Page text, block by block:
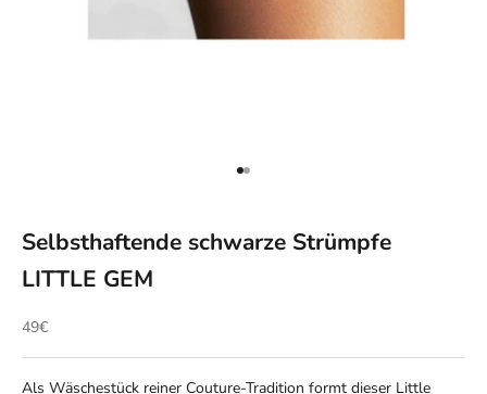
Gehe zu Element 1
Gehe zu Element 2
Selbsthaftende schwarze Strümpfe
LITTLE GEM
Angebot
49€
Als Wäschestück reiner Couture-Tradition formt dieser Little